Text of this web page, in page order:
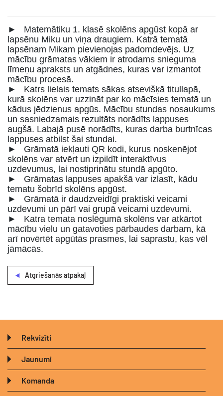
► Matemātiku 1. klasē skolēns apgūst kopā ar
lapsēnu Miku un viņa draugiem. Katrā tematā
lapsēnam Mikam pievienojas padomdevējs. Uz
mācību grāmatas vākiem ir atrodams snieguma
līmeņu apraksts un atgādnes, kuras var izmantot
mācību procesā.
► Katrs lielais temats sākas atsevišķā titullapā,
kurā skolēns var uzzināt par ko mācīsies tematā un
kādus jēdzienus apgūs. Mācību stundas nosaukums
un sasniedzamais rezultāts norādīts lappuses
augšā. Labajā pusē norādīts, kuras darba burtnīcas
lappuses atbilst šai stundai.
► Grāmatā iekļauti QR kodi, kurus noskenējot
skolēns var atvērt un izpildīt interaktīvus
uzdevumus, lai nostiprinātu stundā apgūto.
► Grāmatas lappuses apakšā var izlasīt, kādu
tematu šobrīd skolēns apgūst.
► Grāmatā ir daudzveidīgi praktiski veicami
uzdevumi un pārī vai grupā veicami uzdevumi.
► Katra temata noslēgumā skolēns var atkārtot
mācību vielu un gatavoties pārbaudes darbam, kā
arī novērtēt apgūtās prasmes, lai saprastu, kas vēl
jāmācās.
Atgriešanās atpakaļ
Rekvizīti
Jaunumi
Komanda